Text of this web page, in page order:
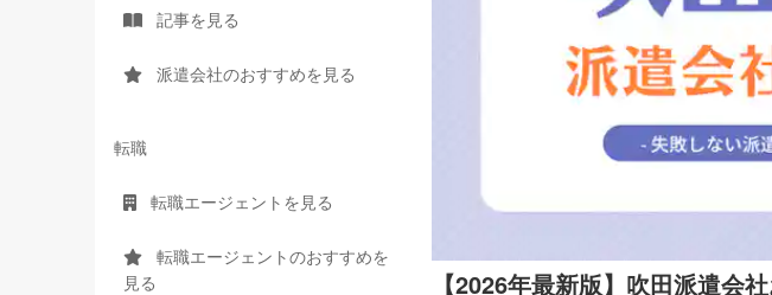
記事を見る
派遣会社のおすすめを見る
転職
転職エージェントを見る
転職エージェントのおすすめを
見る
【2026年最新版】吹田派遣会